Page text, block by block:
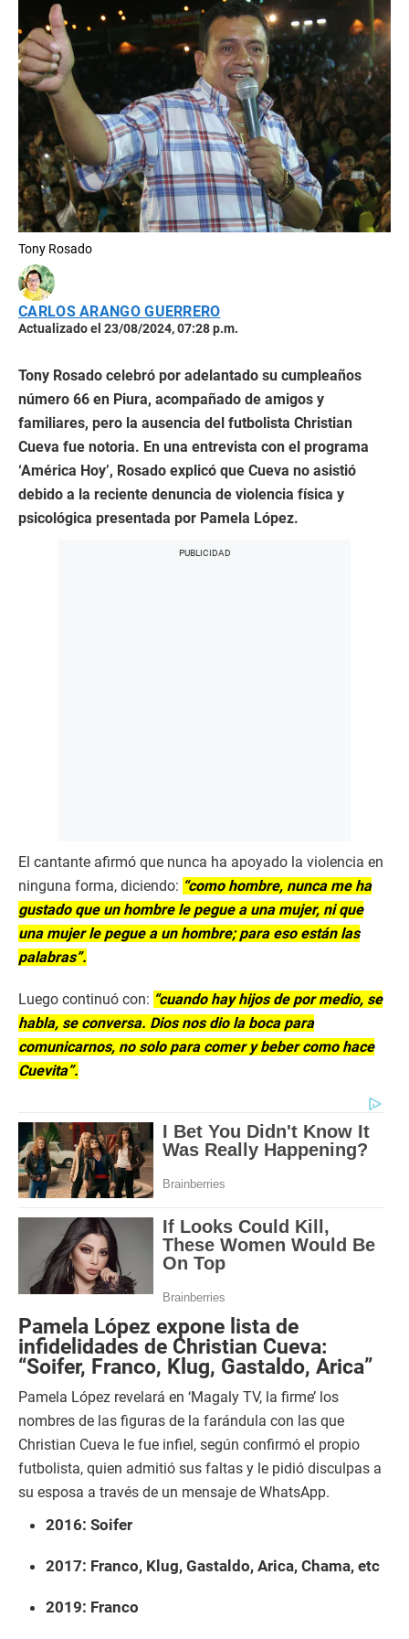
Tony Rosado
CARLOS ARANGO GUERRERO
Actualizado el 23/08/2024, 07:28 p.m.
Tony Rosado celebró por adelantado su cumpleaños
número 66 en Piura, acompañado de amigos y
familiares, pero la ausencia del futbolista Christian
Cueva fue notoria. En una entrevista con el programa
‘América Hoy’, Rosado explicó que Cueva no asistió
debido a la reciente denuncia de violencia física y
psicológica presentada por Pamela López.
El cantante afirmó que nunca ha apoyado la violencia en
ninguna forma, diciendo: “como hombre, nunca me ha
gustado que un hombre le pegue a una mujer, ni que
una mujer le pegue a un hombre; para eso están las
palabras”.
Luego continuó con: “cuando hay hijos de por medio, se
habla, se conversa. Dios nos dio la boca para
comunicarnos, no solo para comer y beber como hace
Cuevita”.
Pamela López expone lista de
infidelidades de Christian Cueva:
“Soifer, Franco, Klug, Gastaldo, Arica”
Pamela López revelará en ‘Magaly TV, la firme’ los
nombres de las figuras de la farándula con las que
Christian Cueva le fue infiel, según confirmó el propio
futbolista, quien admitió sus faltas y le pidió disculpas a
su esposa a través de un mensaje de WhatsApp.
2016: Soifer
2017: Franco, Klug, Gastaldo, Arica, Chama, etc
2019: Franco